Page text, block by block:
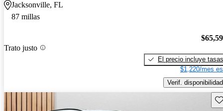
Jacksonville, FL
87 millas
Trato justo
El precio incluye tasas
$1,220/mes
Verif. disponibilidad